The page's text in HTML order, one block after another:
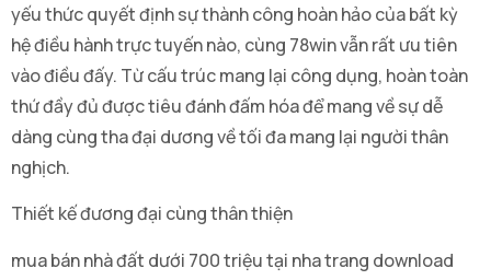
yếu thức quyết định sự thành công hoàn hảo của bất kỳ
hệ điều hành trực tuyến nào, cùng 78win vẫn rất ưu tiên
vào điều đấy. Từ cấu trúc mang lại công dụng, hoàn toàn
thứ đầy đủ được tiêu đánh đấm hóa để mang về sự dễ
dàng cùng tha đại dương về tối đa mang lại người thân
nghịch.
Thiết kế đương đại cùng thân thiện
mua bán nhà đất dưới 700 triệu tại nha trang download